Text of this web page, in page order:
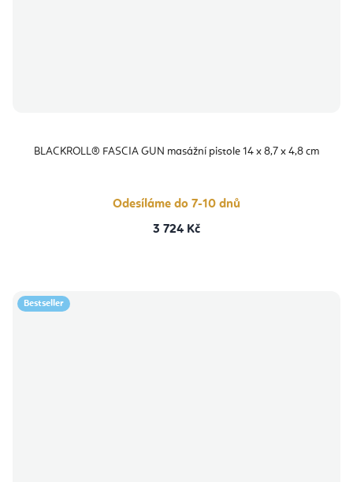
BLACKROLL® FASCIA GUN masážní pistole 14 x 8,7 x 4,8 cm
Odesíláme do 7-10 dnů
3 724 Kč
Bestseller